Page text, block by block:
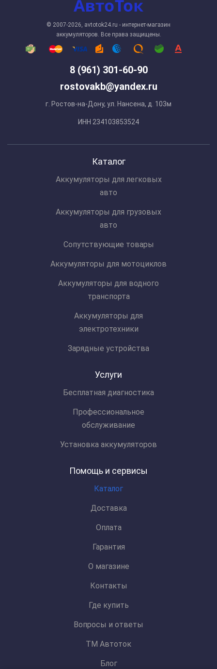
8 (961) 301-60-90
rostovakb@yandex.ru
г. Ростов-на-Дону, ул. Нансена, д. 103м
ИНН 234103853524
© 2007-2026, avtotok24.ru - интернет-магазин
аккумуляторов. Все права защищены.
Каталог
Аккумуляторы для легковых
авто
Аккумуляторы для грузовых
авто
Сопутствующие товары
Аккумуляторы для мотоциклов
Аккумуляторы для водного
транспорта
Аккумуляторы для
электротехники
Зарядные устройства
Услуги
Бесплатная диагностика
Профессиональное
обслуживание
Установка аккумуляторов
Помощь и сервисы
Каталог
Доставка
Оплата
Гарантия
О магазине
Контакты
Где купить
Вопросы и ответы
ТМ Автоток
Блог